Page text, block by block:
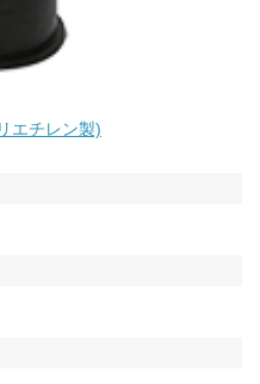
エチレン製)